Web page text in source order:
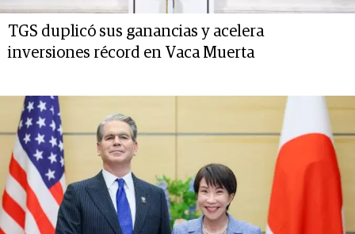
TGS duplicó sus ganancias y acelera
inversiones récord en Vaca Muerta